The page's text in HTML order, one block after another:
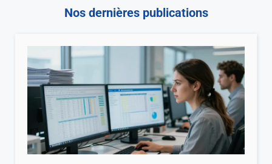
Nos dernières publications